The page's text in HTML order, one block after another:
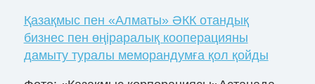
Қазақмыс пен «Алматы» ӘКК отандық
бизнес пен өңіраралық кооперацияны
дамыту туралы меморандумға қол қойды